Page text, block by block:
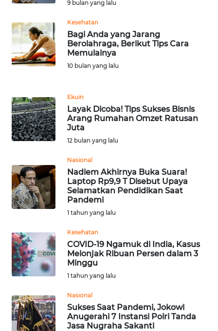
9 bulan yang lalu
Kesehatan
Bagi Anda yang Jarang
Berolahraga, Berikut Tips Cara
Memulainya
10 bulan yang lalu
Ekuin
Layak Dicoba! Tips Sukses Bisnis
Arang Rumahan Omzet Ratusan
Juta
12 bulan yang lalu
Nasional
Nadiem Akhirnya Buka Suara!
Laptop Rp9,9 T Disebut Upaya
Selamatkan Pendidikan Saat
Pandemi
1 tahun yang lalu
Kesehatan
COVID-19 Ngamuk di India, Kasus
Melonjak Ribuan Persen dalam 3
Minggu
1 tahun yang lalu
Nasional
Sukses Saat Pandemi, Jokowi
Anugerahi 7 Instansi Polri Tanda
Jasa Nugraha Sakanti
IKLAN
TENTANG
KAMI
MEDIA
SIBER
REDAKSI
DISCLAIMER
Wahana
WN
SUMUT
JAKARTA
WN